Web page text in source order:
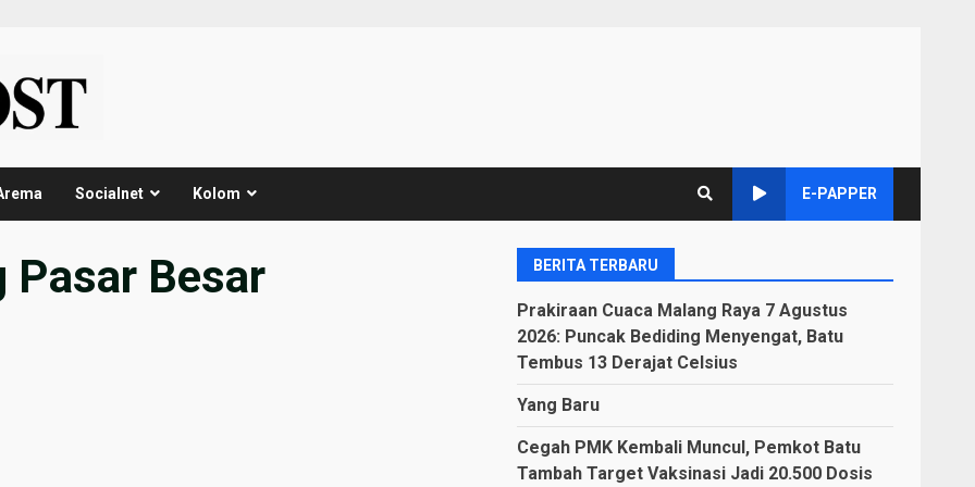
Socialnet Kolom E-PAPPER
Pasar Besar BERITA TERBARU
Prakiraan Cuaca Malang Raya 7 Agustus
2026: Puncak Bediding Menyengat, Batu
Tembus 13 Derajat Celsius
Yang Baru
Cegah PMK Kembali Muncul, Pemkot Batu
Tambah Target Vaksinasi Jadi 20.500 Dosis